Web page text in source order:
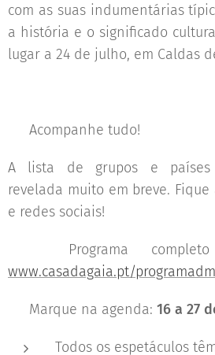
com as suas indumentárias
a história e o significado
lugar a 24 de julho, em Caldas
🌐 Acompanhe tudo!
A lista de grupos e países
revelada muito em breve.
e redes sociais!
🔗 Programa
www.casadagaia.pt/programadm
📅 Marque na agenda: 16 a 27
Todos os espetáculos